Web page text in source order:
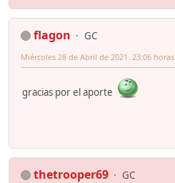
flagon
GC
Miércoles 28 de Abril de 2021. 23:06 horas.
gracias por el aporte
thetrooper69
GC